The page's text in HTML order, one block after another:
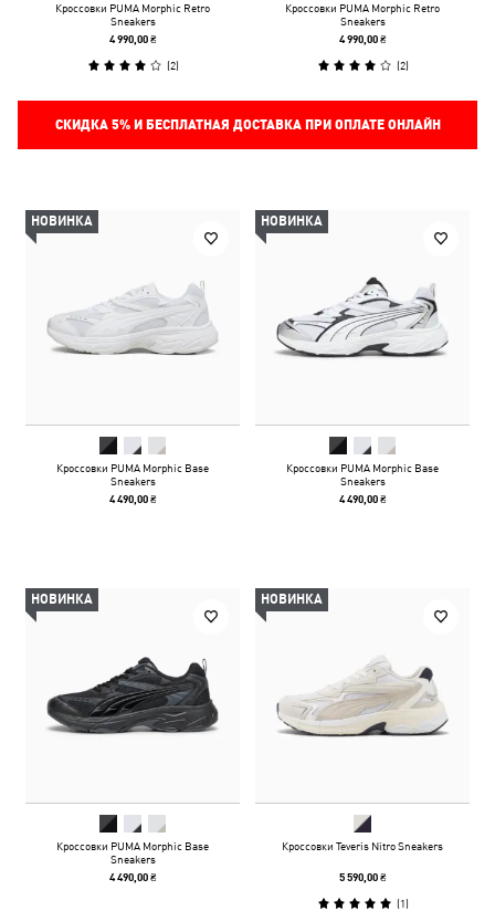
Кроссовки PUMA Morphic Retro
Sneakers
4 990,00 ₴
(2)
Кроссовки PUMA Morphic Retro
Sneakers
4 990,00 ₴
(2)
СКИДКА 5%И БЕСПЛАТНАЯ ДОСТАВКА ПРИ ОПЛАТЕ ОНЛАЙН
НОВИНКА
Кроссовки PUMA Morphic Base
Sneakers
4 490,00 ₴
НОВИНКА
Кроссовки PUMA Morphic Base
Sneakers
4 490,00 ₴
НОВИНКА
Кроссовки PUMA Morphic Base
Sneakers
4 490,00 ₴
НОВИНКА
Кроссовки Teveris Nitro Sneakers
5 590,00 ₴
(1)